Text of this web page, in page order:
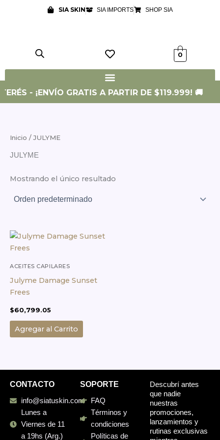
SIA SKIN SIA IMPORTS SHOP SIA
0
- ¡ENVÍO GRATIS A PARTIR DE $119.999! 🚚
Inicio / JULYME
JULYME
Mostrando el único resultado
ACEITES CAPILARES
Julyme Damage Sunset
Frees
$60,799.05
Agregar al Carrito
CONTACTO
info@siatuskin.com
Lunes a
Viernes de 11
a 19hs (Arg.)
SOPORTE
FAQ
Términos y
condiciones
Políticas de
Descubrí antes
que nadie
nuestras
promociones,
lanzamientos y
rutinas exclusivas